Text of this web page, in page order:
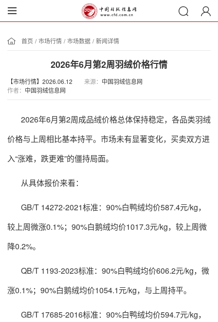
首页 / 市场行情 / 市场数据 / 新闻详情
2026年6月第2周羽绒价格行情
【市场行情】2026.06.12 来源： 中国羽绒信息网
作者： 中国羽绒信息网
2026年6月第2周成品绒价格总体保持稳定，各品类羽绒
价格与上周相比基本持平。市场未有显著变化，买卖双方进
入“涨难，跌更难”的僵持局面。
从具体报价来看：
GB/T 14272-2021标准：90%白鸭绒均价587.4元/kg，
较上周微涨0.1%；90%白鹅绒均价1017.3元/kg，较上周微
降0.2%。
QB/T 1193-2023标准：90%白鸭绒均价606.2元/kg，微
涨0.1%；90%白鹅绒均价1054.1元/kg，与上周持平。
GB/T 17685-2016标准：90%白鸭绒均价594.7元/kg，